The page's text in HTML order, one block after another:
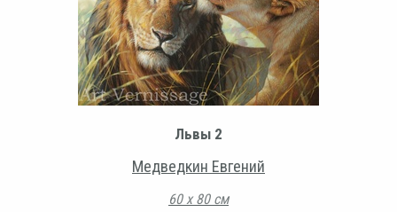
Львы 2
Медведкин Евгений
60 х 80 см